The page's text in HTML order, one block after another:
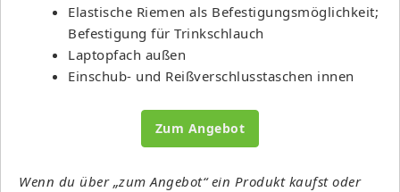
Elastische Riemen als Befestigungsmöglichkeit;
Befestigung für Trinkschlauch
Laptopfach außen
Einschub- und Reißverschlusstaschen innen
Zum Angebot
Wenn du über „zum Angebot“ ein Produkt kaufst oder